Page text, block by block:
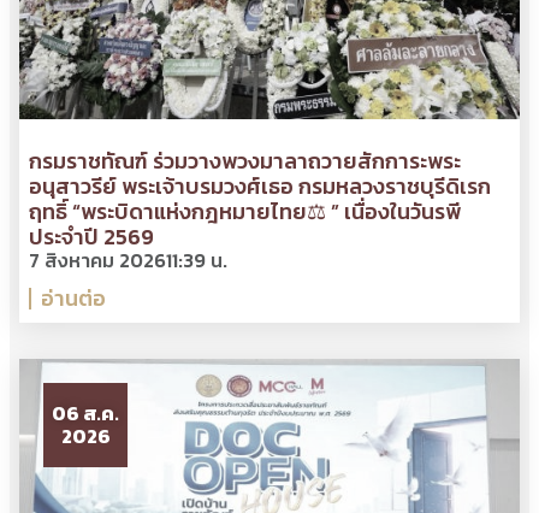
กรมราชทัณฑ์ ร่วมวางพวงมาลาถวายสักการะพระ
อนุสาวรีย์ พระเจ้าบรมวงศ์เธอ กรมหลวงราชบุรีดิเรก
ฤทธิ์ “พระบิดาแห่งกฎหมายไทย⚖ ” เนื่องในวันรพี
ประจำปี 2569
7 สิงหาคม 202611:39 น.
อ่านต่อ
06 ส.ค.
2026